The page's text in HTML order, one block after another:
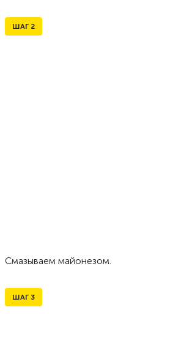
ШАГ 2
Смазываем майонезом.
ШАГ 3